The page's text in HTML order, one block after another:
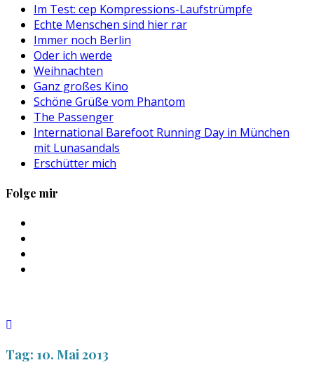
Im Test: cep Kompressions-Laufstrümpfe
Echte Menschen sind hier rar
Immer noch Berlin
Oder ich werde
Weihnachten
Ganz großes Kino
Schöne Grüße vom Phantom
The Passenger
International Barefoot Running Day in München
mit Lunasandals
Erschütter mich
Folge mir
anzeigen
Tag: 10. Mai 2013